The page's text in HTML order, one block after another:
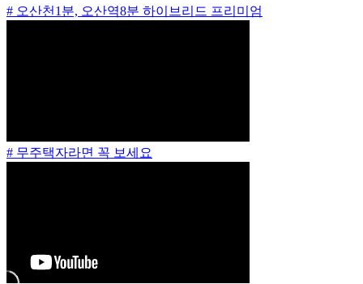
# 오산천1분, 오산역8분 하이브리드 프리미엄
# 무주택자라면 꼭 보세요